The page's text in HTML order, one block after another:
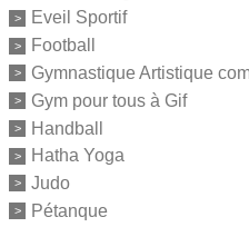
Eveil Sportif
Football
Gymnastique Artistique
Gym pour tous à Gif
Handball
Hatha Yoga
Judo
Pétanque